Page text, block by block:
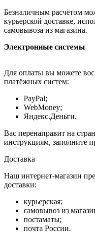
Безналичным расчётом
курьерской доставке,
самовывоза из магазина.
Электронные системы
Для оплаты вы можете
платёжных систем:
PayPal;
WebMoney;
Яндекс.Деньги.
Вас перенаправит на
инструкциям, заполните
Доставка
Наш интернет-магазин
доставки:
курьерская;
самовывоз из
постаматы;
почта России.